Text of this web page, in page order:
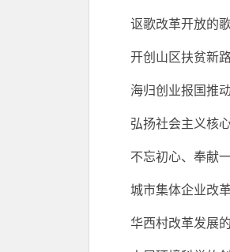
讴歌改革开放的
开创山区扶贫新
海归创业报国推
弘扬社会主义核
不忘初心、奉献
城市集体企业改
华西村改革发展